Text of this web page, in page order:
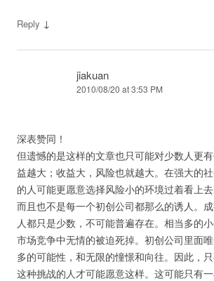
Reply ↓
jiakuan
2010/08/20 at 3:53 PM
深表赞同！
但遗憾的是这样的文章也只可能对少数人更
益越大；收益大，风险也就越大。在强大的
的人可能更愿意选择风险小的环境过着看上去
而且也不是每一个初创公司都那么的诱人。
人都只是少数，不可能普遍存在。相当多的
市场竞争中无情的被迫死掉。初创公司里面
多的可能性，和无限的憧憬和向往。因此，
这种挑战的人才可能愿意这样。这可能只有一